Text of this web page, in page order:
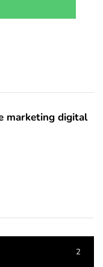
marketing digital
2